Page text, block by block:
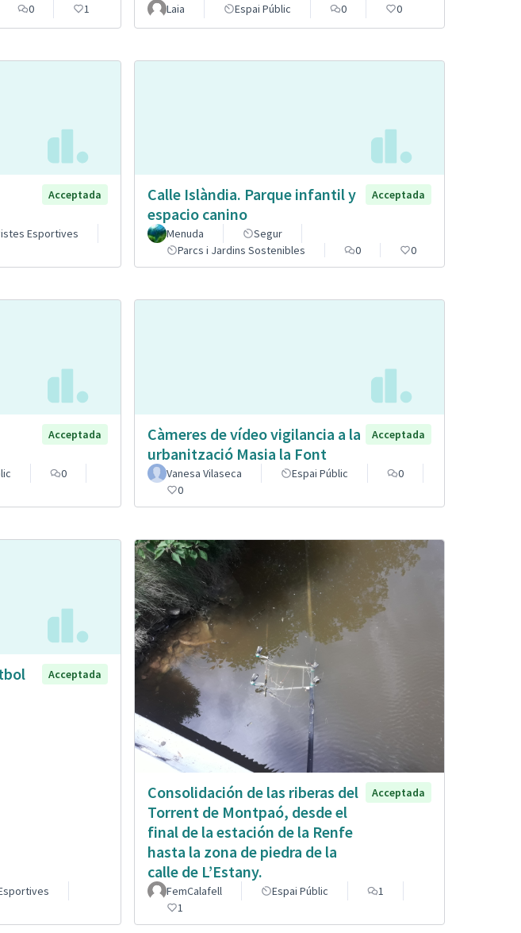
0 1 Laia Espai Públic 0 0
Acceptada
Esportives
Calle Islàndia. Parque infantil y
espacio canino
Acceptada
Menuda
Segur
Parcs i Jardins Sostenibles
0 0
Acceptada
0
Càmeres de vídeo vigilancia a la
urbanització Masia la Font
Acceptada
Vanesa Vilaseca Espai Públic
0
0
Acceptada
Consolidación de las riberas del
Torrent de Montpaó, desde el
final de la estación de la Renfe
hasta la zona de piedra de la
calle de L’Estany.
Acceptada
FemCalafell Espai Públic
1
1